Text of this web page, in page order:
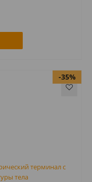
терминал с
тела
-35%